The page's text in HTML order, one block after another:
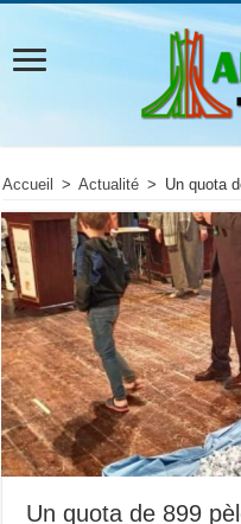
Accueil > Actualité > Un quota
Un quota de 899